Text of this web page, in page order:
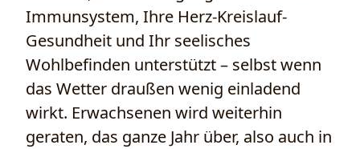
Immunsystem, Ihre Herz-Kreislauf-
Gesundheit und Ihr seelisches
Wohlbefinden unterstützt – selbst wenn
das Wetter draußen wenig einladend
wirkt. Erwachsenen wird weiterhin
geraten, das ganze Jahr über, also auch in